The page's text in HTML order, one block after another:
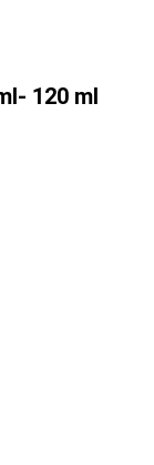
120 ml